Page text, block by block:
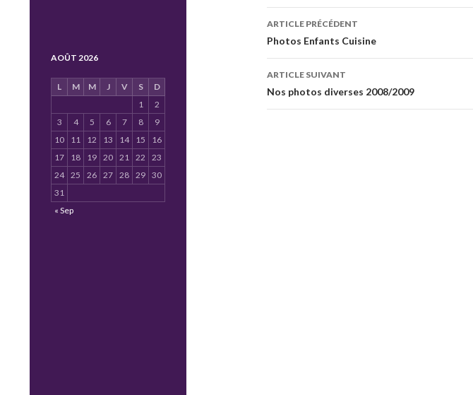
Navigation
des
articles
ARTICLE PRÉCÉDENT
Photos Enfants Cuisine
ARTICLE SUIVANT
Nos photos diverses 2008/2009
AOÛT 2026
L M M J V S
D
1
2
3
4 5 6 7 8
9
10
11 12 13 14 15
16
17
18 19 20 21 22
23
24 25 26 27 28 29 30
31
« Sep